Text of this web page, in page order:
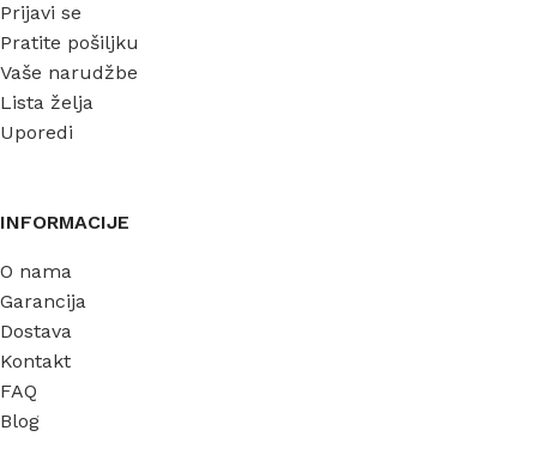
Prijavi se
Pratite pošiljku
Vaše narudžbe
Lista želja
Uporedi
INFORMACIJE
O nama
Garancija
Dostava
Kontakt
FAQ
Blog